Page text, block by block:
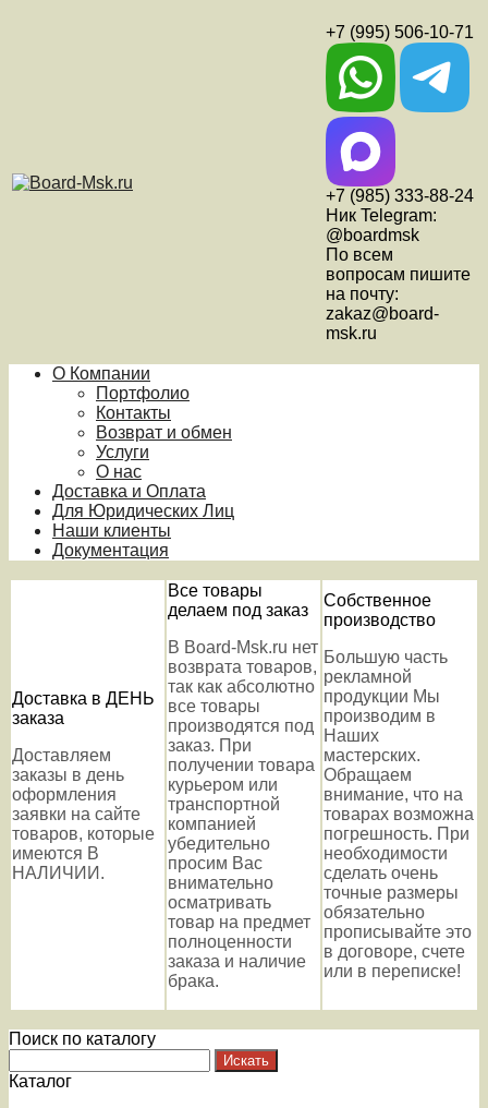
+7 (995) 506-10-71
+7 (985) 333-88-24
Ник Telegram:
@boardmsk
По всем
вопросам пишите
на почту:
zakaz@board-
msk.ru
О Компании
Портфолио
Контакты
Возврат и обмен
Услуги
О нас
Доставка и Оплата
Для Юридических Лиц
Наши клиенты
Документация
Доставка в ДЕНЬ
заказа
Доставляем
заказы в день
оформления
заявки на сайте
товаров, которые
имеются В
НАЛИЧИИ.
Все товары
делаем под заказ
В Board-Msk.ru нет
возврата товаров,
так как абсолютно
все товары
производятся под
заказ. При
получении товара
курьером или
транспортной
компанией
убедительно
просим Вас
внимательно
осматривать
товар на предмет
полноценности
заказа и наличие
брака.
Собственное
производство
Большую часть
рекламной
продукции Мы
производим в
Наших
мастерских.
Обращаем
внимание, что на
товарах возможна
погрешность. При
необходимости
сделать очень
точные размеры
обязательно
прописывайте это
в договоре, счете
или в переписке!
Поиск по каталогу
Каталог